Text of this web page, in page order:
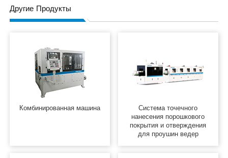
Другие Продукты
Комбинированная машина
Система точечного
нанесения порошкового
покрытия и отверждения
для проушин ведер